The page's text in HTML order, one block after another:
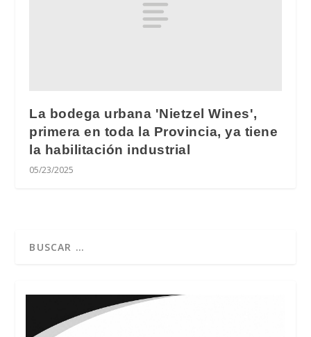
La bodega urbana 'Nietzel Wines',
primera en toda la Provincia, ya tiene
la habilitación industrial
05/23/2025